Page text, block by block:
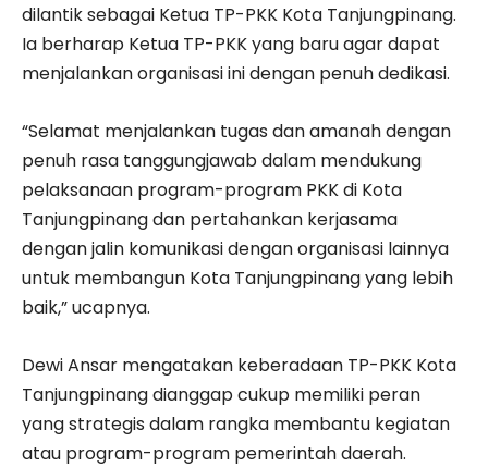
dilantik sebagai Ketua TP-PKK Kota Tanjungpinang.
Ia berharap Ketua TP-PKK yang baru agar dapat
menjalankan organisasi ini dengan penuh dedikasi.
“Selamat menjalankan tugas dan amanah dengan
penuh rasa tanggungjawab dalam mendukung
pelaksanaan program-program PKK di Kota
Tanjungpinang dan pertahankan kerjasama
dengan jalin komunikasi dengan organisasi lainnya
untuk membangun Kota Tanjungpinang yang lebih
baik,” ucapnya.
Dewi Ansar mengatakan keberadaan TP-PKK Kota
Tanjungpinang dianggap cukup memiliki peran
yang strategis dalam rangka membantu kegiatan
atau program-program pemerintah daerah.